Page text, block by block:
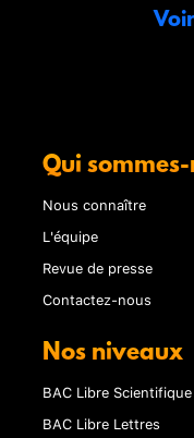
Qui
Nous connaître
L'équipe
Revue de presse
Contactez-nous
Nos niveaux
BAC Libre Scientifique
BAC Libre Lettres